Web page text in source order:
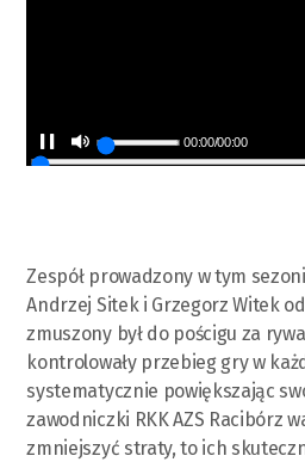
00:00/00:00
Zespół prowadzony w tym
Andrzej Sitek i Grzegorz Witek
zmuszony był do pościgu za
kontrolowały przebieg gry w
systematycznie powiększając
zawodniczki RKK AZS Racibórz
zmniejszyć straty, to ich